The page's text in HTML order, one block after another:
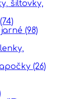
šiltovky,
(74)
(98)
(26)